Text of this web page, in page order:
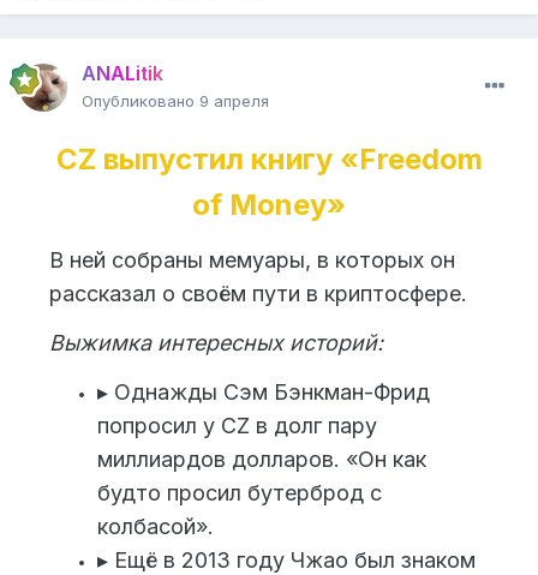
ANALitik
Опубликовано 9 апреля
CZ выпустил книгу «Freedom
of Money»
В ней собраны мемуары, в которых он
рассказал о своём пути в криптосфере.
Выжимка интересных историй:
▸ Однажды Сэм Бэнкман-Фрид
попросил у CZ в долг пару
миллиардов долларов. «Он как
будто просил бутерброд с
колбасой».
▸ Ещё в 2013 году Чжао был знаком